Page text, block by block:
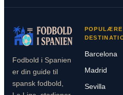
Fodbold i Spanien
er din guide til
spansk fodbold,
POPULÆRE
Barcelona
Madrid
Sevilla